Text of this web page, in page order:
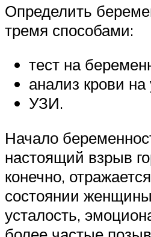
Определить
тремя способами:
тест на
анализ крови
УЗИ.
Начало
настоящий взрыв
конечно,
состоянии
усталость,